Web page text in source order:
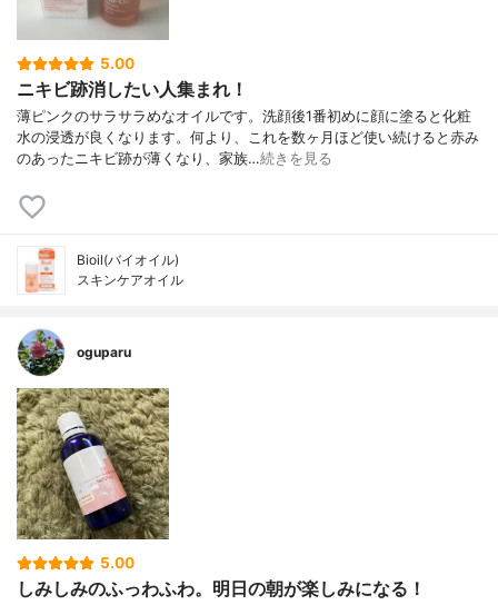
5.00
ニキビ跡消したい人集まれ！
薄ピンクのサラサラめなオイルです。洗顔後1番初めに顔に塗ると化粧
水の浸透が良くなります。何より、これを数ヶ月ほど使い続けると赤み
のあったニキビ跡が薄くなり、家族…続きを見る
Bioil(バイオイル)
スキンケアオイル
oguparu
5.00
しみしみのふっわふわ。明日の朝が楽しみになる！